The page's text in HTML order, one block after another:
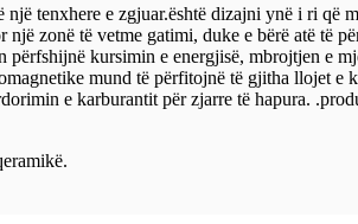
tenxhere e zgjuar.është dizajni ynë i ri që
zonë të vetme gatimi, duke e bërë atë të
kursimin e energjisë, mbrojtjen e
mund të përfitojnë të gjitha llojet e
e karburantit për zjarre të hapura.